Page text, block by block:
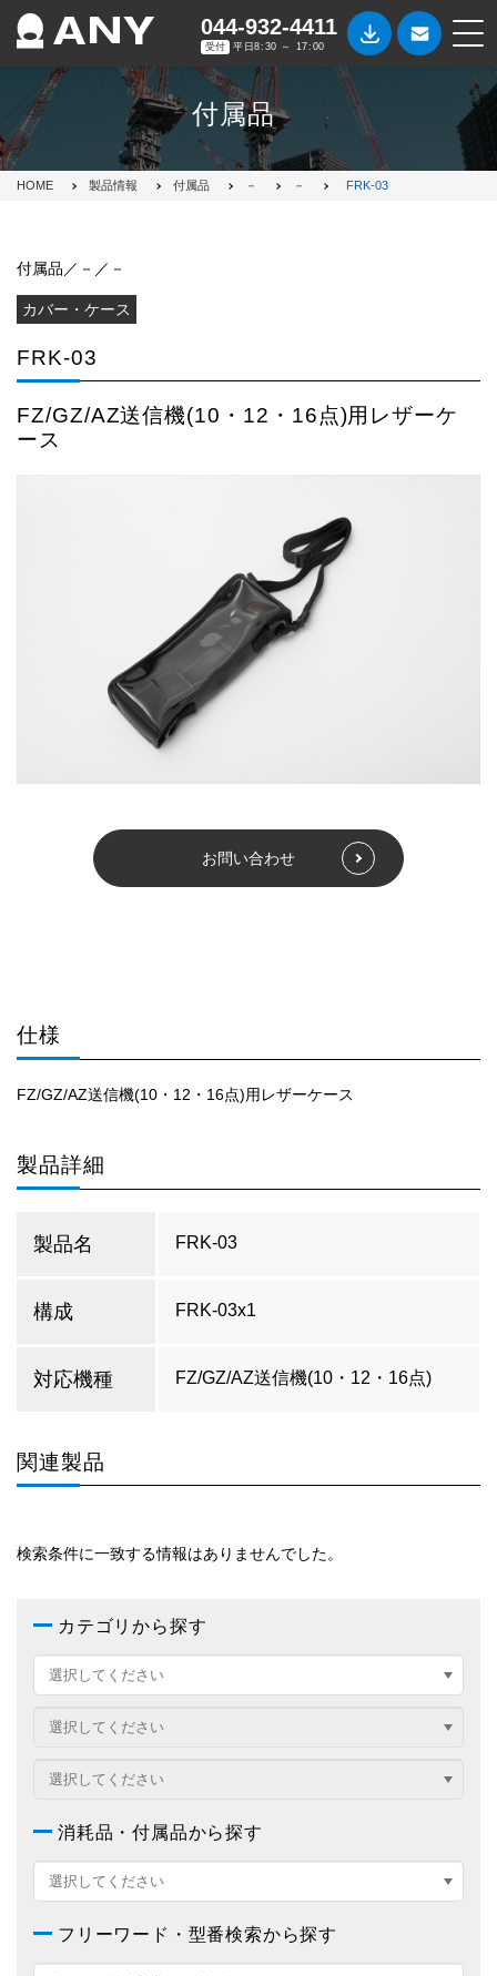
044-932-4411
受付 平日8:30 ～ 17:00
付属品
HOME 製品情報 付属品 － － FRK-03
付属品／－／－
カバー・ケース
FRK-03
FZ/GZ/AZ送信機(10・12・16点)用レザーケ
ース
お問い合わせ
仕様
FZ/GZ/AZ送信機(10・12・16点)用レザーケース
製品詳細
製品名 FRK-03
構成 FRK-03x1
対応機種 FZ/GZ/AZ送信機(10・12・16点)
関連製品
検索条件に一致する情報はありませんでした。
カテゴリから探す
消耗品・付属品から探す
フリーワード・型番検索から探す